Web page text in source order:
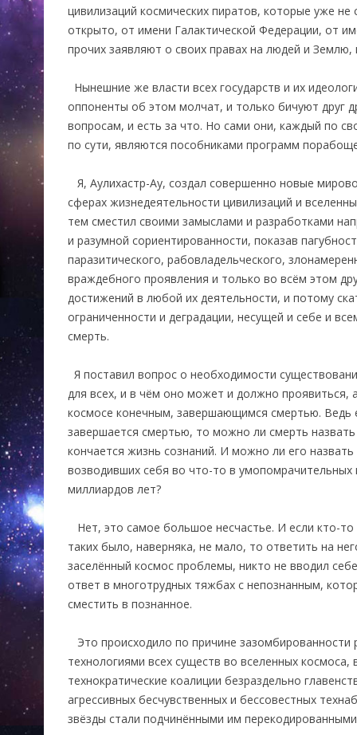
цивилизаций космических пиратов, которые уже не
открыто, от имени Галактической Федерации, от
прочих заявляют о своих правах на людей и Землю,
Нынешние же власти всех государств и их
оппоненты об этом молчат, и только бичуют друг
вопросам, и есть за что. Но сами они, каждый по
по сути, являются пособниками программ
Я, Аулихастр-Ау, создал совершенно новые
сферах жизнедеятельности цивилизаций и
тем сместил своими замыслами и разработками
и разумной сориентированности, показав
паразитического, рабовладельческого,
враждебного проявления и только во всём этом
достижений в любой их деятельности, и потому
ограниченности и деградации, несущей и себе и
смерть.
Я поставил вопрос о необходимости
для всех, и в чём оно может и должно проявиться,
космосе конечным, завершающимся смертью. Ведь
завершается смертью, то можно ли смерть
кончается жизнь сознаний. И можно ли его
возводивших себя во что-то в умопомрачительных
миллиардов лет?
Нет, это самое большое несчастье. И если кто-то
таких было, наверняка, не мало, то ответить на
заселённый космос проблемы, никто не вводил
ответ в многотрудных тяжбах с непознанным,
сместить в познанное.
Это происходило по причине
технологиями всех существ во вселенных космоса,
технократические коалиции безраздельно
агрессивных бесчувственных и бессовестных
звёзды стали подчинёнными им